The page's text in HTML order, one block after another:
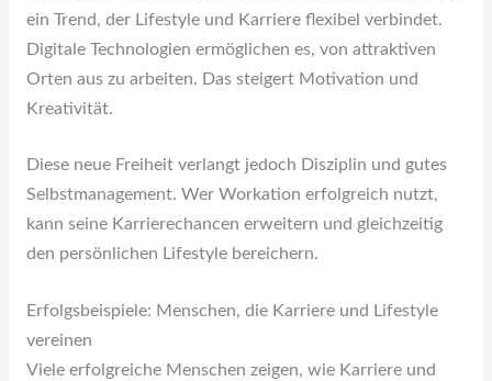
ein Trend, der Lifestyle und Karriere flexibel verbindet.
Digitale Technologien ermöglichen es, von attraktiven
Orten aus zu arbeiten. Das steigert Motivation und
Kreativität.
Diese neue Freiheit verlangt jedoch Disziplin und gutes
Selbstmanagement. Wer Workation erfolgreich nutzt,
kann seine Karrierechancen erweitern und gleichzeitig
den persönlichen Lifestyle bereichern.
Erfolgsbeispiele: Menschen, die Karriere und Lifestyle
vereinen
Viele erfolgreiche Menschen zeigen, wie Karriere und